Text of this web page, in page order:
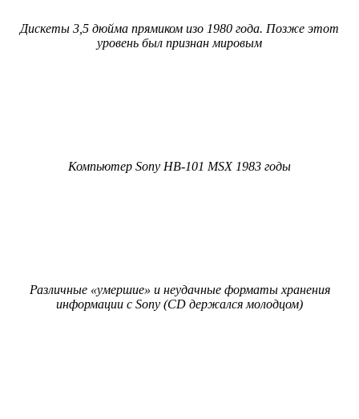
Дискеты 3,5 дюйма прямиком изо 1980 года. Позже этот
уровень был признан мировым
Компьютер Sony HB-101 MSX 1983 годы
Различные «умершие» и неудачные форматы хранения
информации с Sony (CD держался молодцом)